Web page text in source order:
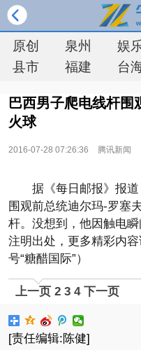
原创 泉州 娱
县市
福建 台
巴西男子爬电线杆
火球
2016-07-28 07:26:36 腾讯新闻
据《每日邮报》报
围观前总统迪尔玛-罗塞
杆。没想到，他因触电
注明出处，更多精彩内
号“糖醋国际”）
上一页 2 3 4 下一页
[责任编辑:陈健]